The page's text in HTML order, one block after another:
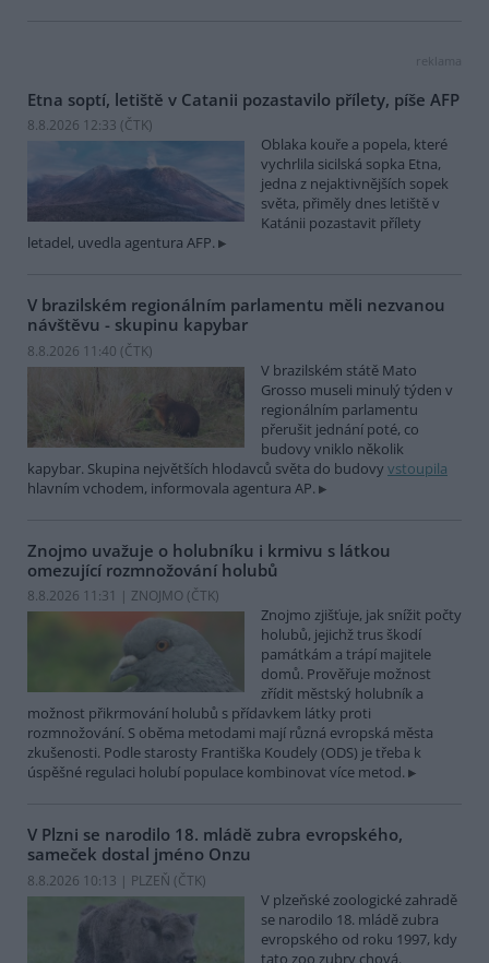
reklama
Etna soptí, letiště v Catanii pozastavilo přílety, píše AFP
8.8.2026 12:33 (ČTK)
Oblaka kouře a popela, které
vychrlila sicilská sopka Etna,
jedna z nejaktivnějších sopek
světa, přiměly dnes letiště v
Katánii pozastavit přílety
letadel, uvedla agentura AFP.
V brazilském regionálním parlamentu měli nezvanou
návštěvu - skupinu kapybar
8.8.2026 11:40 (ČTK)
V brazilském státě Mato
Grosso museli minulý týden v
regionálním parlamentu
přerušit jednání poté, co
budovy vniklo několik
kapybar. Skupina největších hlodavců světa do budovy vstoupila
hlavním vchodem, informovala agentura AP.
Znojmo uvažuje o holubníku i krmivu s látkou
omezující rozmnožování holubů
8.8.2026 11:31 | ZNOJMO (ČTK)
Znojmo zjišťuje, jak snížit počty
holubů, jejichž trus škodí
památkám a trápí majitele
domů. Prověřuje možnost
zřídit městský holubník a
možnost přikrmování holubů s přídavkem látky proti
rozmnožování. S oběma metodami mají různá evropská města
zkušenosti. Podle starosty Františka Koudely (ODS) je třeba k
úspěšné regulaci holubí populace kombinovat více metod.
V Plzni se narodilo 18. mládě zubra evropského,
sameček dostal jméno Onzu
8.8.2026 10:13 | PLZEŇ (ČTK)
V plzeňské zoologické zahradě
se narodilo 18. mládě zubra
evropského od roku 1997, kdy
tato zoo zubry chová.